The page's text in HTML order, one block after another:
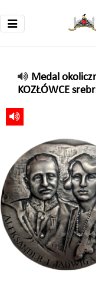
Medal
KOZŁÓWCE